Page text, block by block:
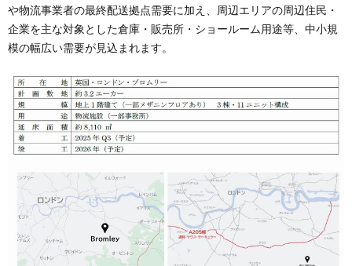
や物流事業者の最終配送拠点需要に加え、周辺エリアの周辺住民・
企業を主な対象とした倉庫・販売所・ショールーム用途等、中小規
模の幅広い需要が見込まれます。